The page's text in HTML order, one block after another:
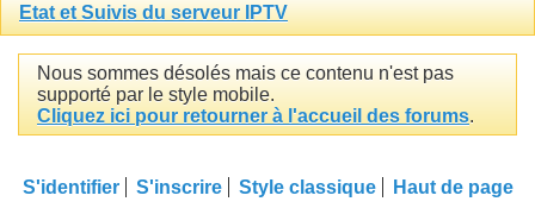
Etat et Suivis du serveur IPTV
Nous sommes désolés mais ce contenu n'est pas
supporté par le style mobile.
Cliquez ici pour retourner à l'accueil des forums.
S'identifier S'inscrire Style classique Haut de page